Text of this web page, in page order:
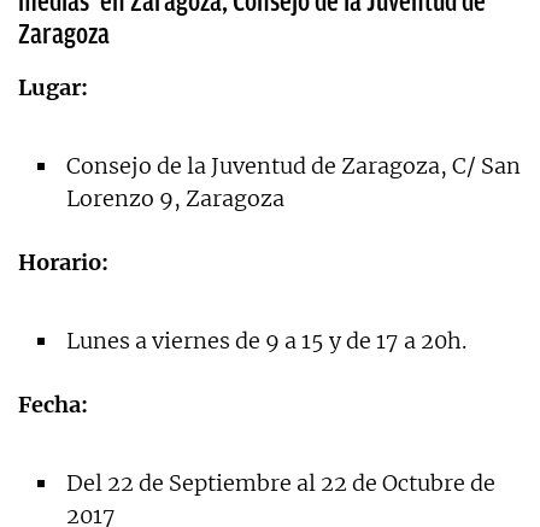
Zaragoza
Lugar:
Consejo de la Juventud de Zaragoza, C/ San
Lorenzo 9, Zaragoza
Horario:
Lunes a viernes de 9 a 15 y de 17 a 20h.
Fecha:
Del 22 de Septiembre al 22 de Octubre de
2017